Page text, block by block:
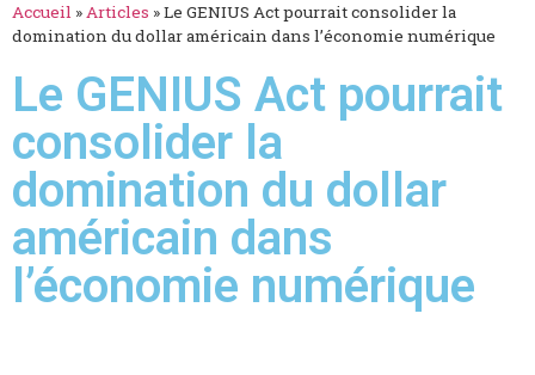
Accueil »Articles »Le GENIUS Act pourrait consolider la
domination du dollar américain dans l’économie numérique
Le GENIUS Act pourrait
consolider la
domination du dollar
américain dans
l’économie numérique